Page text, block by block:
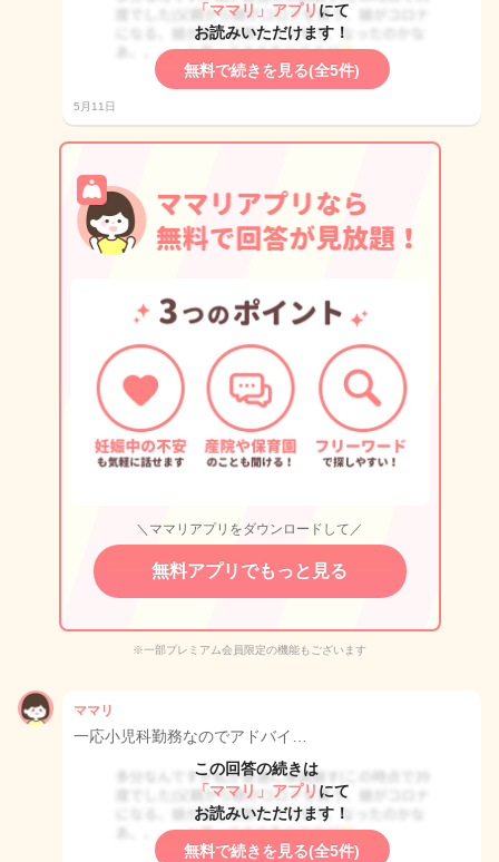
「ママリ」アプリ にて
お読みいただけます！
無料で続きを見る(全5件)
5月11日
＼ママリアプリをダウンロードして／
無料アプリでもっと見る
※一部プレミアム会員限定の機能もございます
ママリ
一応小児科勤務なのでアドバイ…
この回答の続きは
「ママリ」アプリ にて
お読みいただけます！
無料で続きを見る(全5件)